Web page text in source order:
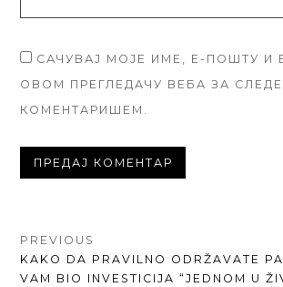
САЧУВАЈ МОЈЕ ИМЕ, Е-ПОШТУ И
ОВОМ ПРЕГЛЕДАЧУ ВЕБА ЗА
КОМЕНТАРИШЕМ.
КРЕТАЊЕ
ЧЛАНКА
PREVIOUS
PREVIOUS
POST:
KAKO DA PRAVILNO ODRŽAVATE
VAM BIO INVESTICIJA “JEDNOM U